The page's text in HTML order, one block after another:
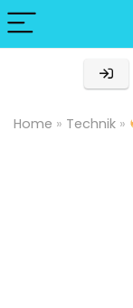
Home » Technik »